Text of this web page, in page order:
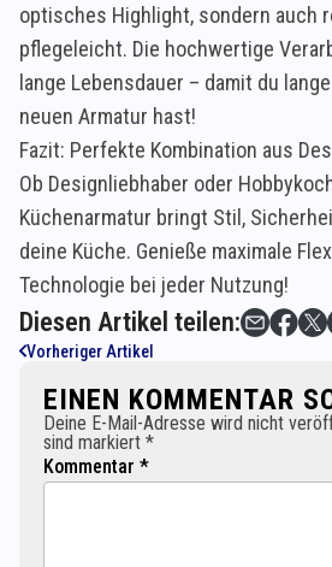
optisches Highlight, sondern auch
pflegeleicht. Die hochwertige
lange Lebensdauer – damit du
neuen Armatur hast!
Fazit: Perfekte Kombination aus
Ob Designliebhaber oder
Küchenarmatur bringt Stil,
deine Küche. Genieße maximale
Technologie bei jeder Nutzung!
Diesen Artikel teilen:
Vorheriger Artikel
EINEN KOMMENTAR
Deine E-Mail-Adresse wird nicht
sind markiert *
Kommentar *